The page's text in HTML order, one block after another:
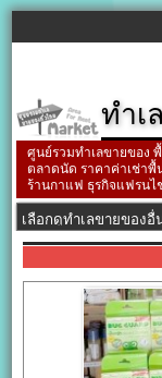
ทำเ
ศูนย์รวมทำเลขายของ
ตลาดนัด ราคาค่าเช่าพื้
ร้านกาแฟ ธุรกิจแฟรนไ